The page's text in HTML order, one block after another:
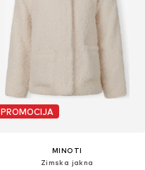
PROMOCIJA
MINOTI
Zimska jakna